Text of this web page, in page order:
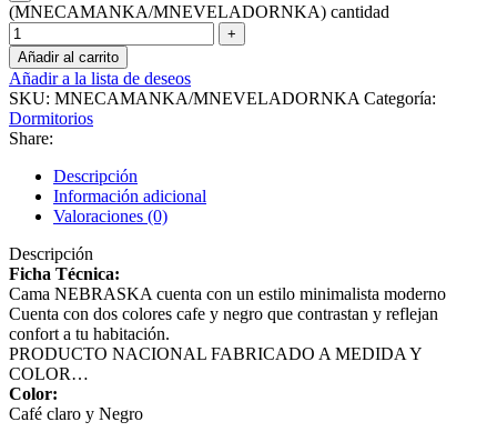
(MNECAMANKA/MNEVELADORNKA) cantidad
Añadir al carrito
Añadir a la lista de deseos
SKU: MNECAMANKA/MNEVELADORNKA Categoría:
Dormitorios
Share:
Descripción
Información adicional
Valoraciones (0)
Descripción
Ficha Técnica:
Cama NEBRASKA cuenta con un estilo minimalista moderno
Cuenta con dos colores cafe y negro que contrastan y reflejan
confort a tu habitación.
PRODUCTO NACIONAL FABRICADO A MEDIDA Y
COLOR…
Color:
Café claro y Negro